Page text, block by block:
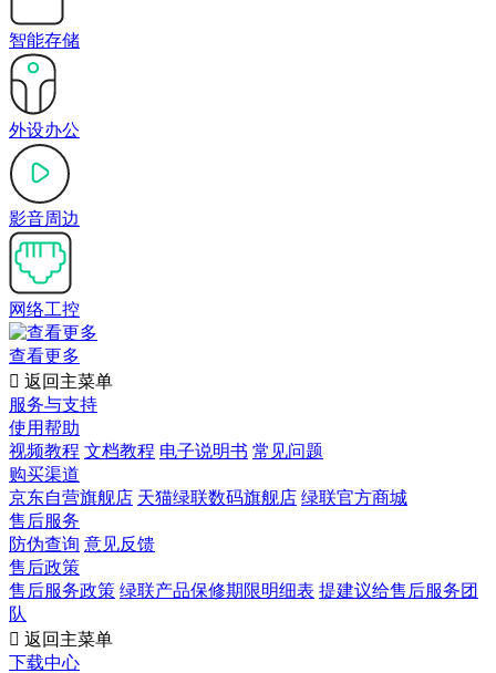
智能存储
外设办公
影音周边
网络工控
查看更多
 返回主菜单
服务与支持
使用帮助
视频教程 文档教程 电子说明书 常见问题
购买渠道
京东自营旗舰店 天猫绿联数码旗舰店 绿联官方商城
售后服务
防伪查询 意见反馈
售后政策
售后服务政策 绿联产品保修期限明细表 提建议给售后服务团
队
 返回主菜单
下载中心